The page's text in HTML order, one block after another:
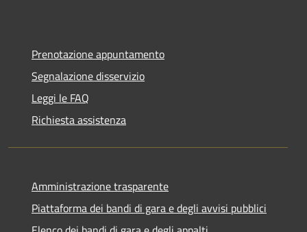
Prenotazione appuntamento
Segnalazione disservizio
Leggi le FAQ
Richiesta assistenza
Amministrazione trasparente
Piattaforma dei bandi di gara e degli avvisi pubblici